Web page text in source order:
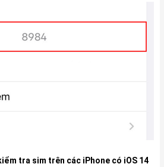
tra sim trên các iPhone có iOS 14